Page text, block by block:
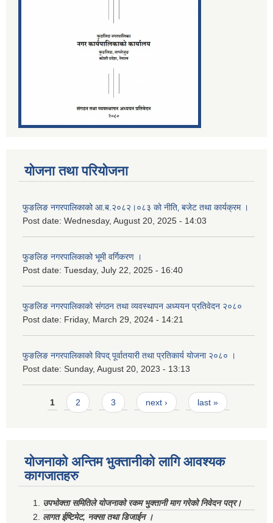
योजना तथा परियोजना
फुङलिङ नगरपालिकाको आ.ब.२०८२।०८३ को नीति‚ बजेट तथा कार्यक्रम ।
Post date: Wednesday, August 20, 2025 - 14:03
फुङलिङ नगरपालिकाको भूमी वर्गिकरण ।
Post date: Tuesday, July 22, 2025 - 16:40
फुङलिङ नगरपालिकाको संगठन तथा व्यवस्थापन अध्ययन प्रतिवेदन २०८०
Post date: Friday, March 29, 2024 - 14:21
फुङलिङ नगरपालिकाको विपद् पूर्वातयारी तथा प्रतिकार्य योजना २०८० ।
Post date: Sunday, August 20, 2023 - 13:13
Pages
1 2 3 next › last »
योजनाको अन्तिम भुक्तानीको लागि आवश्यक
कागजातहरु
उपभोक्ता समितिले योजनाको रकम भुक्तानी माग गरेको निवेदन पत्र।
लागत ईष्टिमेट, नक्सा तथा डिजाईन ।